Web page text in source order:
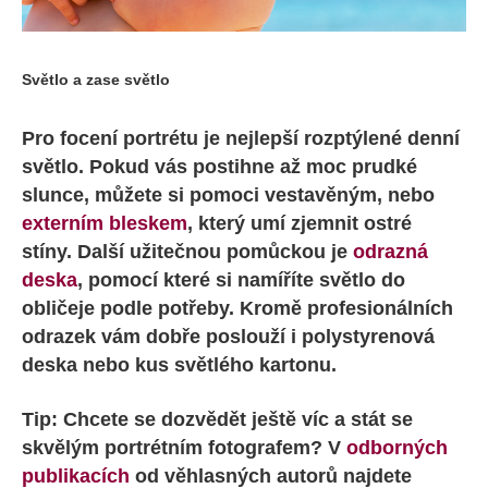
Světlo a zase světlo
Pro focení portrétu je nejlepší rozptýlené denní
světlo. Pokud vás postihne až moc prudké
slunce, můžete si pomoci vestavěným, nebo
externím bleskem, který umí zjemnit ostré
stíny. Další užitečnou pomůckou je odrazná
deska, pomocí které si namíříte světlo do
obličeje podle potřeby. Kromě profesionálních
odrazek vám dobře poslouží i polystyrenová
deska nebo kus světlého kartonu.
Tip: Chcete se dozvědět ještě víc a stát se
skvělým portrétním fotografem? V odborných
publikacích od věhlasných autorů najdete